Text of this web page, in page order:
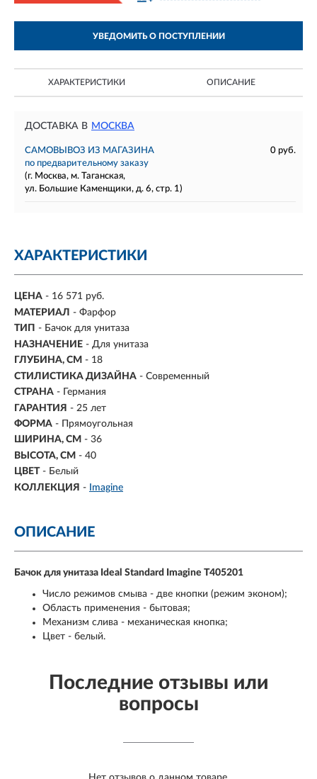
УВЕДОМИТЬ О ПОСТУПЛЕНИИ
ХАРАКТЕРИСТИКИ ОПИСАНИЕ
ДОСТАВКА В МОСКВА
САМОВЫВОЗ ИЗ МАГАЗИНА
0 руб.
по предварительному заказу
(г. Москва, м. Таганская,
ул. Большие Каменщики, д. 6, стр. 1)
ХАРАКТЕРИСТИКИ
ЦЕНА - 16 571 руб.
МАТЕРИАЛ - Фарфор
ТИП - Бачок для унитаза
НАЗНАЧЕНИЕ - Для унитаза
ГЛУБИНА, СМ - 18
СТИЛИСТИКА ДИЗАЙНА - Современный
СТРАНА - Германия
ГАРАНТИЯ - 25 лет
ФОРМА - Прямоугольная
ШИРИНА, СМ - 36
ВЫСОТА, СМ - 40
ЦВЕТ - Белый
КОЛЛЕКЦИЯ - Imagine
ОПИСАНИЕ
Бачок для унитаза Ideal Standard Imagine T405201
Число режимов смыва - две кнопки (режим эконом);
Область применения - бытовая;
Механизм слива - механическая кнопка;
Цвет - белый.
Последние отзывы или
вопросы